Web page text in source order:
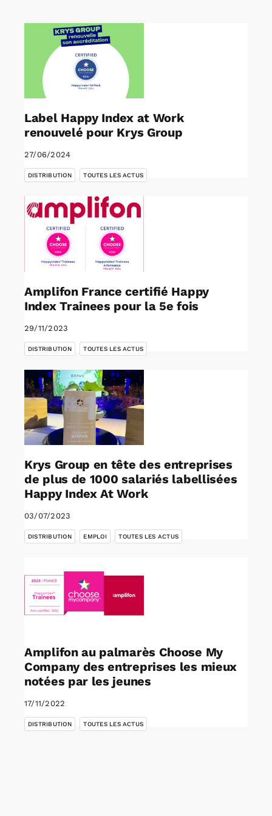
Rechercher:
Annonces emploi
Label Happy Index at Work
renouvelé pour Krys Group
27/06/2024
DISTRIBUTION TOUTES LES ACTUS
Amplifon France certifié Happy
Index Trainees pour la 5e fois
29/11/2023
DISTRIBUTION TOUTES LES ACTUS
Krys Group en tête des entreprises
de plus de 1000 salariés labellisées
Happy Index At Work
03/07/2023
DISTRIBUTION EMPLOI TOUTES LES ACTUS
Amplifon au palmarès Choose My
Company des entreprises les mieux
notées par les jeunes
17/11/2022
DISTRIBUTION TOUTES LES ACTUS